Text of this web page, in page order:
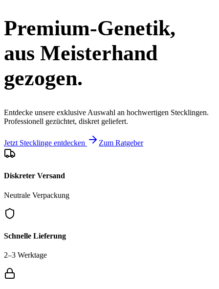
Premium-Genetik,
aus Meisterhand
gezogen.
Entdecke unsere exklusive Auswahl an hochwertigen Stecklingen.
Professionell gezüchtet, diskret geliefert.
Jetzt Stecklinge entdecken Zum Ratgeber
Diskreter Versand
Neutrale Verpackung
Schnelle Lieferung
2–3 Werktage